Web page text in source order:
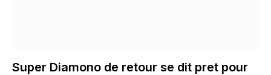
Super Diamono de retour se dit pret pour